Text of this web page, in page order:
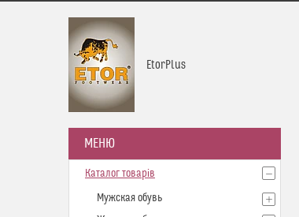
EtorPlus
Каталог товарів
Мужская обувь